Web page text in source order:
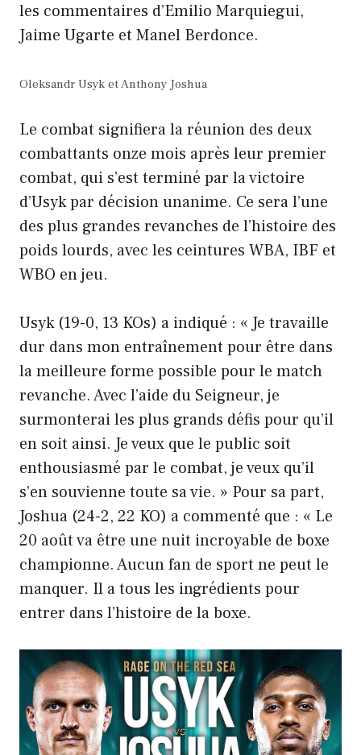
les commentaires d’Emilio Marquiegui,
Jaime Ugarte et Manel Berdonce.
Oleksandr Usyk et Anthony Joshua
Le combat signifiera la réunion des deux
combattants onze mois après leur premier
combat, qui s’est terminé par la victoire
d’Usyk par décision unanime. Ce sera l’une
des plus grandes revanches de l’histoire des
poids lourds, avec les ceintures WBA, IBF et
WBO en jeu.
Usyk (19-0, 13 KOs) a indiqué : « Je travaille
dur dans mon entraînement pour être dans
la meilleure forme possible pour le match
revanche. Avec l’aide du Seigneur, je
surmonterai les plus grands défis pour qu’il
en soit ainsi. Je veux que le public soit
enthousiasmé par le combat, je veux qu’il
s’en souvienne toute sa vie. » Pour sa part,
Joshua (24-2, 22 KO) a commenté que : « Le
20 août va être une nuit incroyable de boxe
championne. Aucun fan de sport ne peut le
manquer. Il a tous les ingrédients pour
entrer dans l’histoire de la boxe.